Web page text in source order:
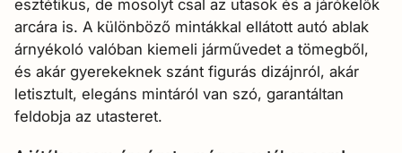
esztétikus, de mosolyt csal az utasok és a járókelők
arcára is. A különböző mintákkal ellátott autó ablak
árnyékoló valóban kiemeli járművedet a tömegből,
és akár gyerekeknek szánt figurás dizájnról, akár
letisztult, elegáns mintáról van szó, garantáltan
feldobja az utasteret.